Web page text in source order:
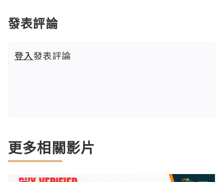
發表評論
登入發表評論
更多相關影片